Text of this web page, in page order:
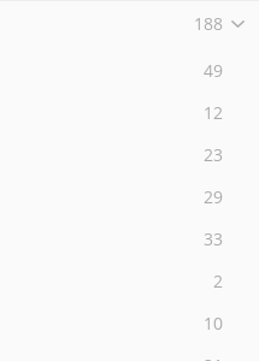
188
49
12
23
29
33
2
10